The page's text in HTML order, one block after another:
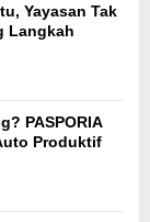
Yayasan Tak
Langkah
PASPORIA
Produktif